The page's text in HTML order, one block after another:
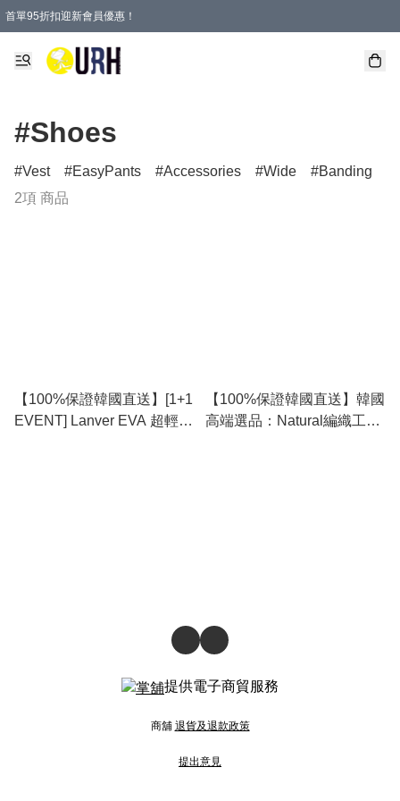
首單95折扣迎新會員優惠！
特選會員可享全單低至 95 折優惠！
單一訂單滿HKD600(澳門HKD800)包郵寄順豐送到家。
#Shoes
Vest EasyPants Accessories Wide Banding
2項 商品
【100%保證韓國直送】[1+1
EVENT] Lanver EVA 超輕量
【100%保證韓國直送】韓國
高端選品：Natural編織工藝
提供電子商貿服務
商舖 退貨及退款政策
提出意見